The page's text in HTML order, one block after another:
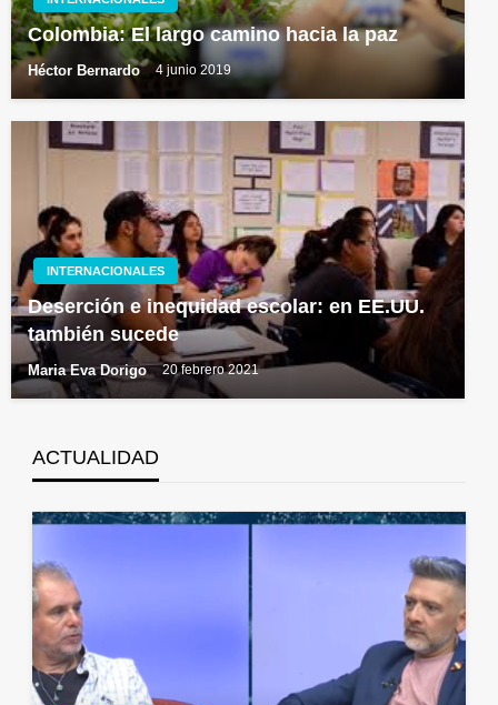
Colombia: El largo camino hacia la paz
Héctor Bernardo 4 junio 2019
INTERNACIONALES
Deserción e inequidad escolar: en EE.UU.
también sucede
Maria Eva Dorigo 20 febrero 2021
ACTUALIDAD